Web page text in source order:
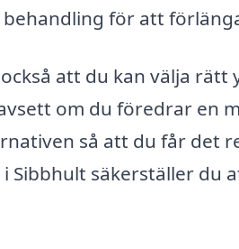
för att
att du kan välja
om du föredrar en
så att du får det
Sibbhult säkerställer du